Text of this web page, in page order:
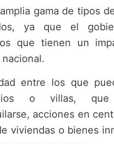
gama de tipos
ya que el
que tienen un
entre los que
o villas, que
acciones en
viviendas o bienes